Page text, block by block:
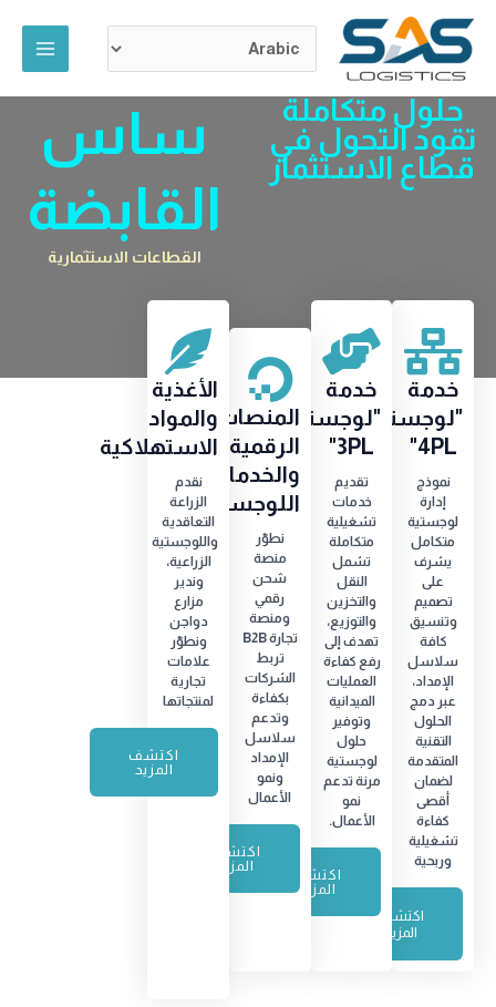
المحتوى
حلول متكاملة
تقود التحول في
قطاع الاستثمار
ساس
القابضة
القطاعات الاستثمارية
خدمة
"لوجستية
4PL"
نموذج
إدارة
لوجستية
متكامل
يشرف
على
تصميم
وتنسيق
كافة
سلاسل
الإمداد،
عبر دمج
الحلول
التقنية
المتقدمة
لضمان
أقصى
كفاءة
تشغيلية
وربحية
اكتشف
المزيد
خدمة
"لوجستية
3PL"
تقديم
خدمات
تشغيلية
متكاملة
تشمل
النقل
والتخزين
والتوزيع،
تهدف إلى
رفع كفاءة
العمليات
الميدانية
وتوفير
حلول
لوجستية
مرنة تدعم
نمو
الأعمال.
اكتشف
المزيد
المنصات
الرقمية
والخدمات
اللوجستية
نطوّر
منصة
شحن
رقمي
ومنصة
تجارة B2B
تربط
الشركات
بكفاءة
وتدعم
سلاسل
الإمداد
ونمو
الأعمال
اكتشف
المزيد
الأغذية
والمواد
الاستهلاكية
نقدم
الزراعة
التعاقدية
واللوجستية
الزراعية،
وندير
مزارع
دواجن
ونطوّر
علامات
تجارية
لمنتجاتها
اكتشف
المزيد